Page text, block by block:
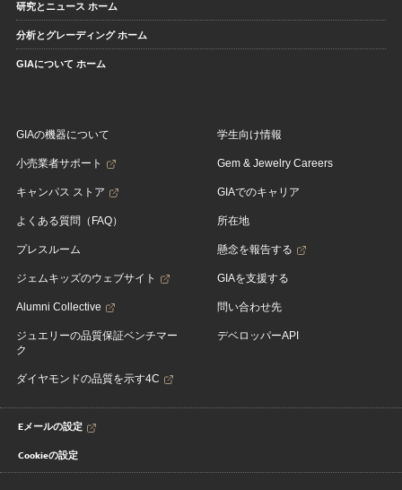
研究とニュース ホーム
分析とグレーディング ホーム
GIAについて ホーム
GIAの機器について
小売業者サポート
キャンパス ストア
よくある質問（FAQ）
プレスルーム
ジェムキッズのウェブサイト
Alumni Collective
ジュエリーの品質保証ベンチマー
ク
ダイヤモンドの品質を示す4C
学生向け情報
Gem & Jewelry Careers
GIAでのキャリア
所在地
懸念を報告する
GIAを支援する
問い合わせ先
デベロッパーAPI
Eメールの設定
Cookieの設定